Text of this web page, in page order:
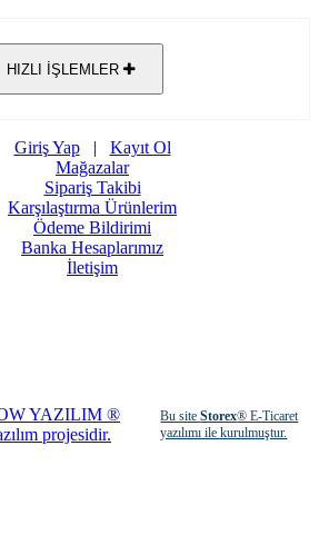
HIZLI İŞLEMLER
Giriş Yap| Kayıt Ol
Mağazalar
Sipariş Takibi
Karşılaştırma Ürünlerim
Ödeme Bildirimi
Banka Hesaplarımız
İletişim
Bu siteStorex® E-Ticaret
yazılımı ile kurulmuştur.